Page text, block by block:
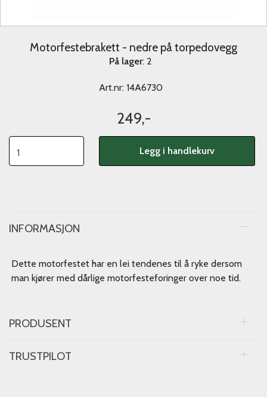
Motorfestebrakett - nedre på torpedovegg
På lager: 2
Art.nr: 14A6730
249,-
Legg i handlekurv
INFORMASJON
Dette motorfestet har en lei tendenes til å ryke dersom
man kjører med dårlige motorfesteforinger over noe tid.
PRODUSENT
TRUSTPILOT